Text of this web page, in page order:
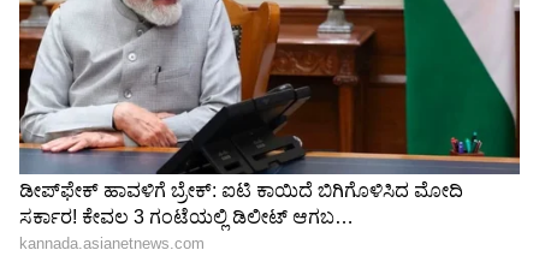
LATEST VIDEOS
"ರಾಜಕೀಯ ಬೇಡ, ಸಿನಿಮಾನೇ ಪ್ರಾಣ":
ಕನಕೋತ್ಸವದಲ್ಲಿ ರಿಷಬ್ ಶೆಟ್ಟಿ | Rishab
Shetty speech | Suvarna News
ಶೇ.50 ರಿಂದ ಶೇ.18 ಕ್ಕೆ TAX ಇಳಿಕೆ: ಮೋದಿ-
ಟ್ರಂಪ್ ಐತಿಹಾಸಿಕ ಒಪ್ಪಂದ | India US